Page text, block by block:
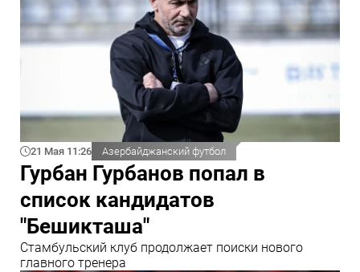
21 Мая 11:26 Азербайджанский футбол
Гурбан Гурбанов попал в
список кандидатов
"Бешикташа"
Стамбульский клуб продолжает поиски нового
главного тренера